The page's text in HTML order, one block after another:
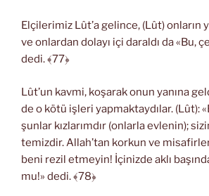
Elçilerimiz Lût’a gelince, (Lût) onların
ve onlardan dolayı içi daraldı da «Bu,
dedi. ﴾77﴿
Lût’un kavmi, koşarak onun yanına
de o kötü işleri yapmaktaydılar. (Lût):
şunlar kızlarımdır (onlarla evlenin);
temizdir. Allah’tan korkun ve
beni rezil etmeyin! İçinizde aklı
mu!» dedi. ﴾78﴿